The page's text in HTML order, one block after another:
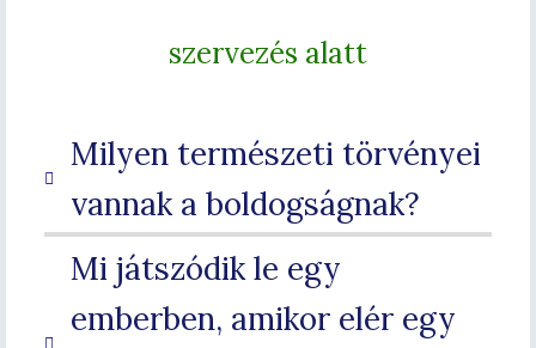
szervezés alatt
Milyen természeti törvényei
vannak a boldogságnak?
Mi játszódik le egy
emberben, amikor elér egy